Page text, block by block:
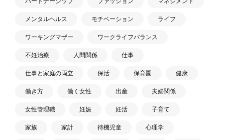
メンタルヘルス モチベーション ライフ
ワーキングマザー ワークライフバランス
不妊治療 人間関係 仕事
仕事と家庭の両立 保活 保育園 健康
働き方 働く女性 出産 夫婦関係
女性管理職 妊娠 妊活 子育て
家族 家計 待機児童 心理学